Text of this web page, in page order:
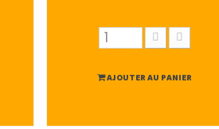
AJOUTER AU PANIER